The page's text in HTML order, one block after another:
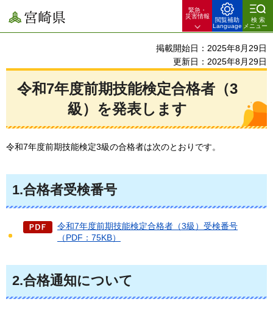
宮崎県
緊急・
災害情報
閲覧補助
Language
検索
メニュー
掲載開始日：2025年8月29日
更新日：2025年8月29日
令和7年度前期技能検定合格者（3
級）を発表します
令和7年度前期技能検定3級の合格者は次のとおりです。
1.合格者受検番号
令和7年度前期技能検定合格者（3級）受検番号
（PDF：75KB）
2.合格通知について